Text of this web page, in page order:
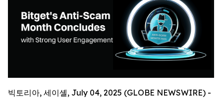
빅토리아, 세이셸, July 04, 2025 (GLOBE NEWSWIRE) -